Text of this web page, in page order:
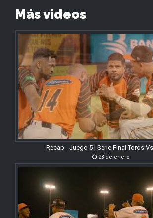
Más videos
Recap - Juego 5 | Serie Final Toros
28 de enero